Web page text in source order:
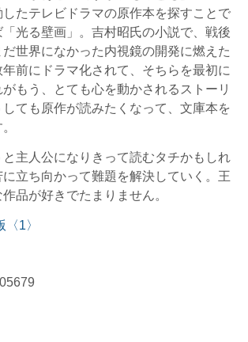
たテレビドラマの原作本を探すことで
「光る壁画」。吉村昭氏の小説で、戦後
世界になかった内視鏡の開発に燃えた
前にドラマ化されて、そちらを最初に
もう、とても心を動かされるストーリ
ても原作が読みたくなって、文庫本を
主人公になりきって読むタチかもしれ
に立ち向かって難題を解決していく。王
品が好きでたまりません。
1〉